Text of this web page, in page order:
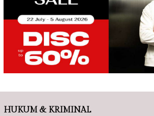
HUKUM & KRIMINAL